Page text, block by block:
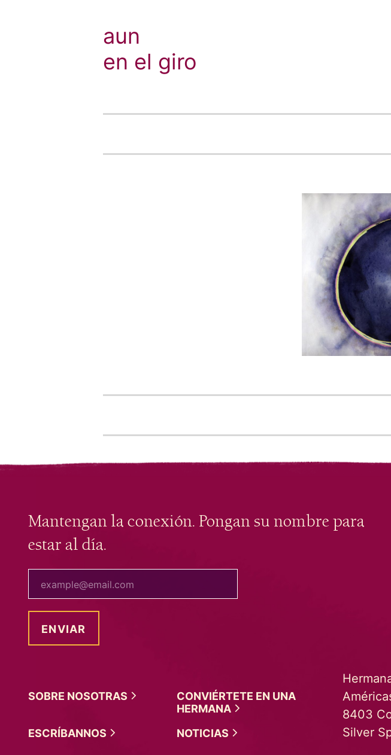
aun
en el giro
Mantengan la conexión. Pongan su nombre para
estar al día.
SOBRE NOSOTRAS
CONVIÉRTETE EN UNA
HERMANA
ESCRÍBANNOS
NOTICIAS
8403
Silver